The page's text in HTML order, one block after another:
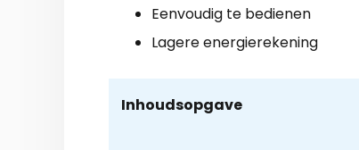
Eenvoudig te bedienen
Lagere energierekening
Inhoudsopgave